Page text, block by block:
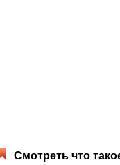
Смотреть что